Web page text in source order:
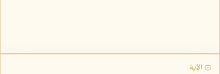
۞ الآية